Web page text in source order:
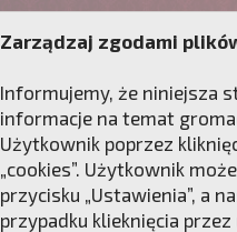
PATRON KAMPANIE
Zarządzaj zgodami
Informujemy, że niniejsza
informacje na temat
Użytkownik poprzez
„cookies”. Użytkownik
przycisku „Ustawienia”, a
przypadku klieknięcia